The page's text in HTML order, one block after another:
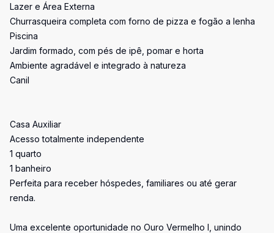
Lazer e Área Externa
Churrasqueira completa com forno de pizza e fogão a lenha
Piscina
Jardim formado, com pés de ipê, pomar e horta
Ambiente agradável e integrado à natureza
Canil
Casa Auxiliar
Acesso totalmente independente
1 quarto
1 banheiro
Perfeita para receber hóspedes, familiares ou até gerar
renda.
Uma excelente oportunidade no Ouro Vermelho I, unindo